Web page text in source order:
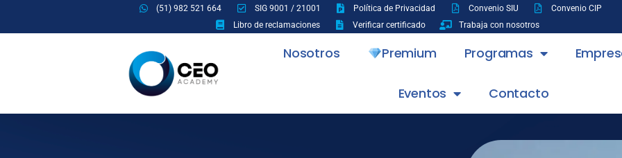
(51) 982 521 664 SIG 9001 / 21001 Política de Privacidad Convenio SIU
Convenio CIP
Libro de reclamaciones
Verificar certificado Trabaja con nosotros
Nosotros Premium Programas
Eventos Contacto